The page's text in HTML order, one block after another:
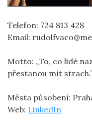
Telefon: 724 813 428
Email:
Motto: „To, co lidé
přestanou mít
Města působení:
Web: LinkedIn